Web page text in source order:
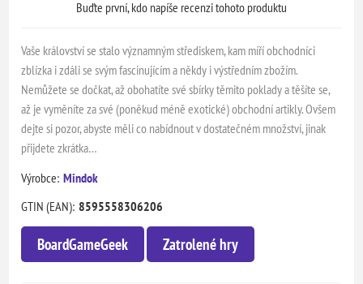
Buďte první, kdo napíše recenzi tohoto produktu
Vaše království se stalo významným střediskem, kam míří obchodníci
zblízka i zdáli se svým fascinujícím a někdy i výstředním zbožím.
Nemůžete se dočkat, až obohatíte své sbírky těmito poklady a těšíte se,
až je vyměníte za své (poněkud méně exotické) obchodní artikly. Ovšem
dejte si pozor, abyste měli co nabídnout v dostatečném množství, jinak
přijdete zkrátka…
Výrobce: Mindok
GTIN (EAN): 8595558306206
BoardGameGeek Zatrolené hry